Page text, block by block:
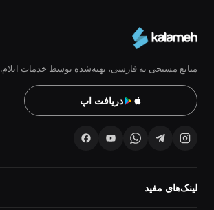
منابع مسیحی به فارسی، تهیه‌شده توسط خدمات ایلام.
دریافت اپ
لینک‌های مفید